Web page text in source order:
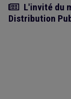
Article
L'invité du
Distribution